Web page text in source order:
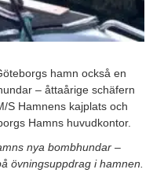
hamn också en
– åttaårige schäfern
S Hamnens kajplats och
Hamns huvudkontor.
nya bombhundar –
övningsuppdrag i hamnen.